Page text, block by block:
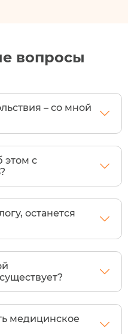
вопросы
– со мной
этом с
останется
медицинское